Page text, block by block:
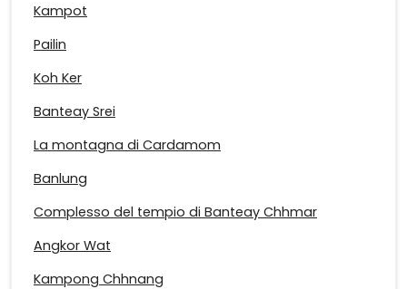
Kampot
Pailin
Koh Ker
Banteay Srei
La montagna di Cardamom
Banlung
Complesso del tempio di Banteay Chhmar
Angkor Wat
Kampong Chhnang